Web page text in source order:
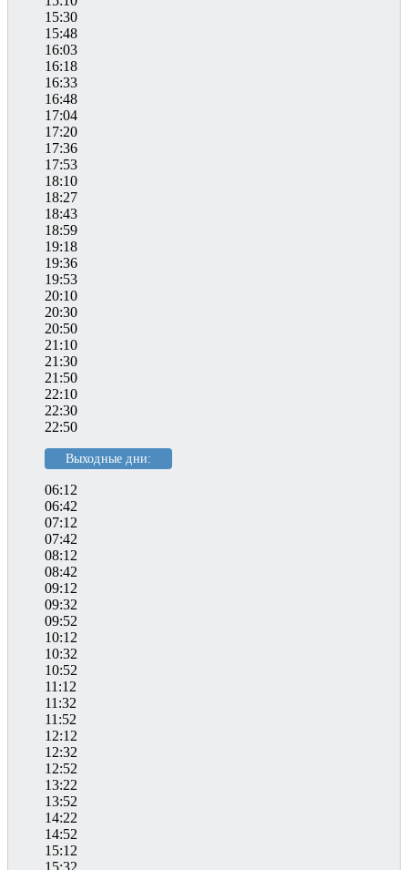
15:30
15:48
16:03
16:18
16:33
16:48
17:04
17:20
17:36
17:53
18:10
18:27
18:43
18:59
19:18
19:36
19:53
20:10
20:30
20:50
21:10
21:30
21:50
22:10
22:30
22:50
Выходные дни:
06:12
06:42
07:12
07:42
08:12
08:42
09:12
09:32
09:52
10:12
10:32
10:52
11:12
11:32
11:52
12:12
12:32
12:52
13:22
13:52
14:22
14:52
15:12